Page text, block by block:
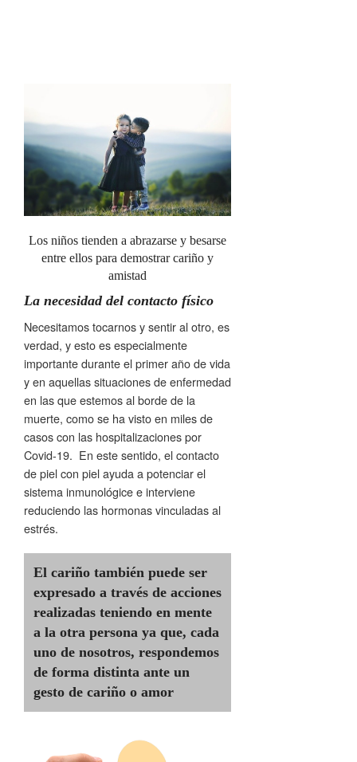
Los niños tienden a abrazarse y besarse
entre ellos para demostrar cariño y
amistad
La necesidad del contacto físico
Necesitamos tocarnos y sentir al otro, es
verdad, y esto es especialmente
importante durante el primer año de vida
y en aquellas situaciones de enfermedad
en las que estemos al borde de la
muerte, como se ha visto en miles de
casos con las hospitalizaciones por
Covid-19. En este sentido, el contacto
de piel con piel ayuda a potenciar el
sistema inmunológice e interviene
reduciendo las hormonas vinculadas al
estrés.
El cariño también puede ser
expresado a través de acciones
realizadas teniendo en mente
a la otra persona ya que, cada
uno de nosotros, respondemos
de forma distinta ante un
gesto de cariño o amor